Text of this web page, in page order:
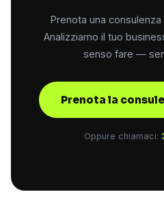
Prenota una
Analizziamo il tuo
senso fare —
Prenota la
Oppure chiamaci: